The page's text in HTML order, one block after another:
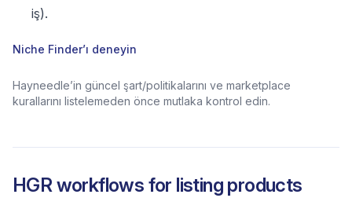
iş).
Niche Finder’ı deneyin
Hayneedle’in güncel şart/politikalarını ve marketplace
kurallarını listelemeden önce mutlaka kontrol edin.
HGR workflows for listing products